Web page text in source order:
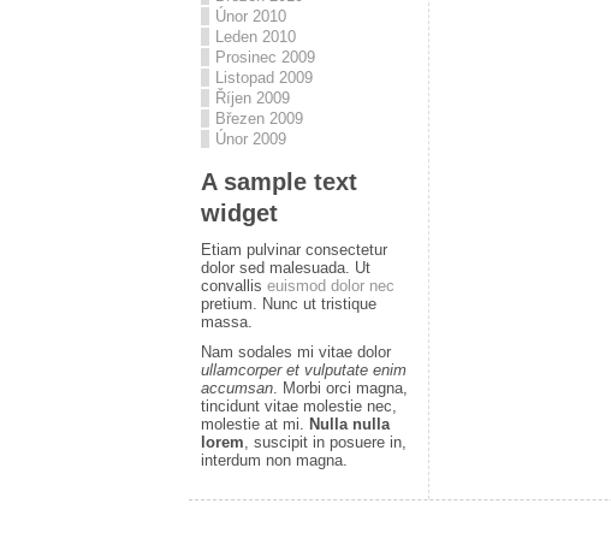
Únor 2010
Leden 2010
Prosinec 2009
Listopad 2009
Říjen 2009
Březen 2009
Únor 2009
A sample text
widget
Etiam pulvinar consectetur
dolor sed malesuada. Ut
convallis euismod dolor nec
pretium. Nunc ut tristique
massa.
Nam sodales mi vitae dolor
ullamcorper et vulputate enim
accumsan. Morbi orci magna,
tincidunt vitae molestie nec,
molestie at mi. Nulla nulla
lorem, suscipit in posuere in,
interdum non magna.